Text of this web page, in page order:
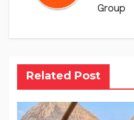
Group
Related Post